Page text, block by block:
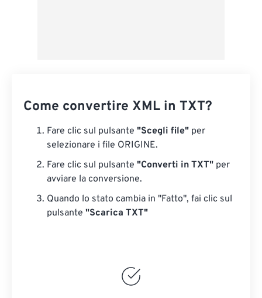
Come convertire XML in TXT?
Fare clic sul pulsante "Scegli file" per
selezionare i file ORIGINE.
Fare clic sul pulsante "Converti in TXT" per
avviare la conversione.
Quando lo stato cambia in "Fatto", fai clic sul
pulsante "Scarica TXT"